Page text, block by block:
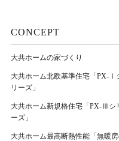
CONCEPT
大共ホームの家づくり
大共ホーム北欧基準住宅「PX-Ⅰ
リーズ」
大共ホーム新規格住宅「PX-Ⅲシ
ーズ」
大共ホーム最高断熱性能「無暖